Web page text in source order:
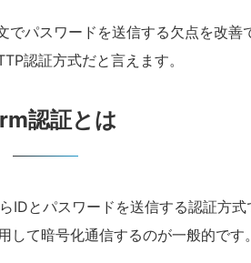
でパスワードを送信する欠点を改
認証方式だと言えます。
認証とは
IDとパスワードを送信する認証方
て暗号化通信するのが一般的です。